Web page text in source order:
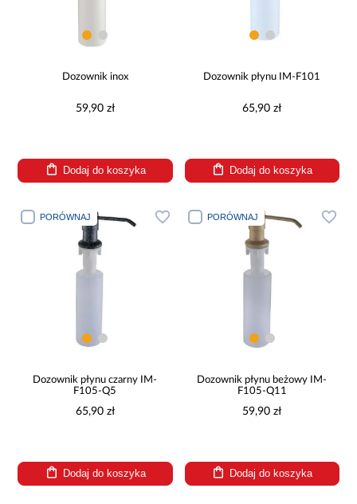
Dozownik inox
59,90 zł
Dodaj do koszyka
Dozownik płynu IM-F101
65,90 zł
Dodaj do koszyka
PORÓWNAJ
Dozownik płynu czarny IM-
F105-Q5
65,90 zł
Dodaj do koszyka
PORÓWNAJ
Dozownik płynu beżowy IM-
F105-Q11
59,90 zł
Dodaj do koszyka